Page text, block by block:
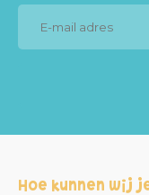
Hoe kunnen wij